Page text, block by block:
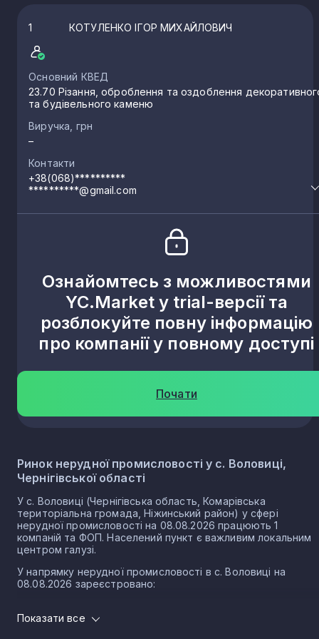
1 КОТУЛЕНКО ІГОР МИХАЙЛОВИЧ
Основний КВЕД
23.70 Різання, оброблення та оздоблення
та будівельного каменю
Виручка, грн
–
Контакти
+38(068)**********
**********@gmail.com
Ознайомтесь з можливостями
YC.Market у trial-версії та
розблокуйте повну інформацію
про компанії у повному доступі
Почати
Ринок нерудної промисловості у с. Воловиці,
Чернігівської області
У с. Воловиці (Чернігівська область, Комарівська
територіальна громада, Ніжинський район) у сфері
нерудної промисловості на 08.08.2026 працюють 1
компаній та ФОП. Населений пункт є важливим локальним
центром галузі.
У напрямку нерудної промисловості в с. Воловиці на
08.08.2026 зареєстровано:
1 ФОП
Показати все